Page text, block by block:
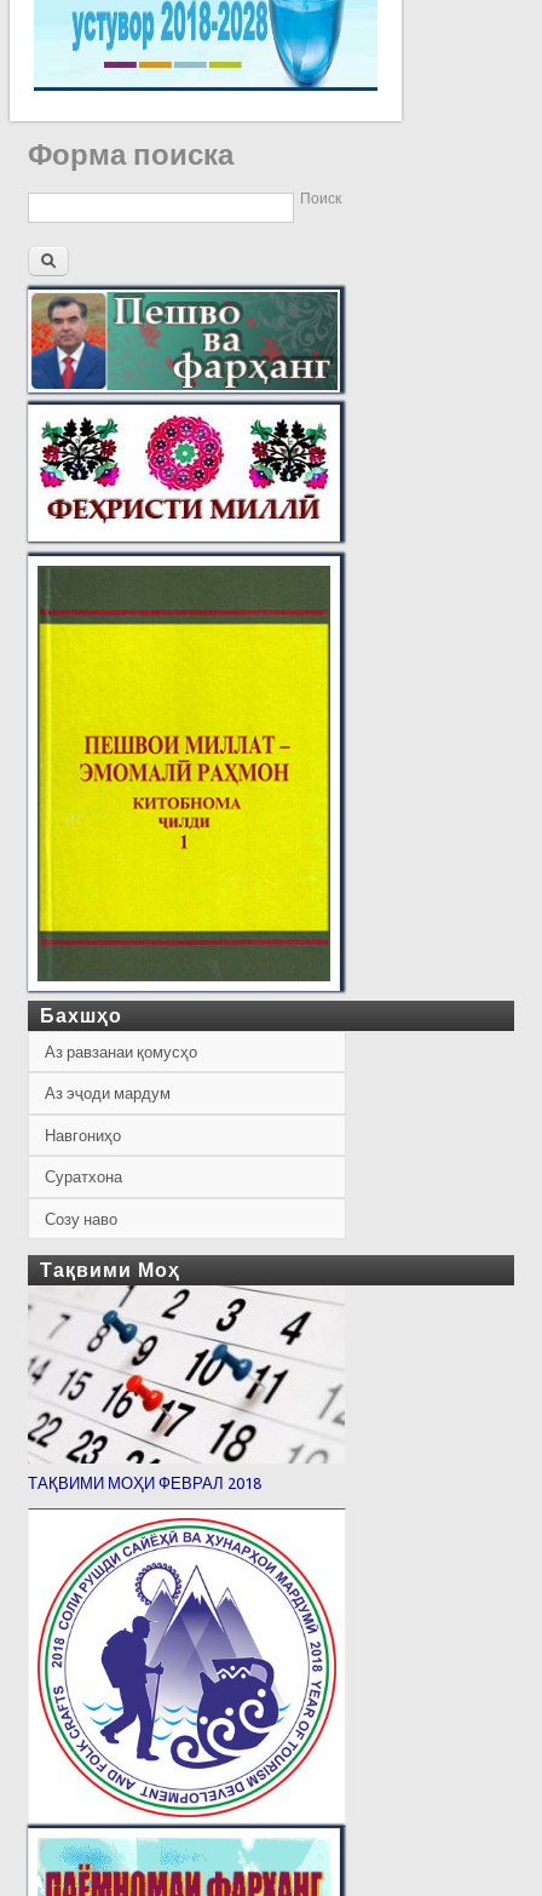
Форма поиска
Поиск
Бахшҳо
Аз равзанаи қомусҳо
Аз эҷоди мардум
Навгониҳо
Суратхона
Созу наво
Тақвими Моҳ
ТАҚВИМИ МОҲИ ФЕВРАЛ 2018